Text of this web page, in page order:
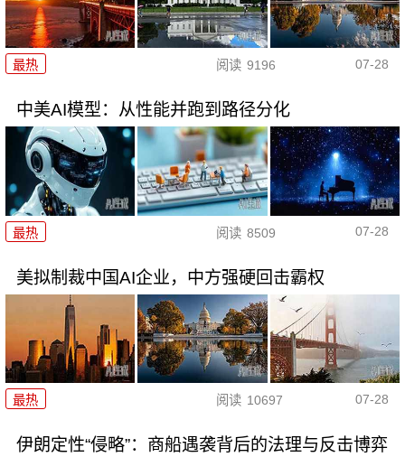
最热 阅读 9196 07-28
中美AI模型：从性能并跑到路径分化
最热 阅读 8509 07-28
美拟制裁中国AI企业，中方强硬回击霸权
最热 阅读 10697 07-28
伊朗定性“侵略”：商船遇袭背后的法理与反击博弈